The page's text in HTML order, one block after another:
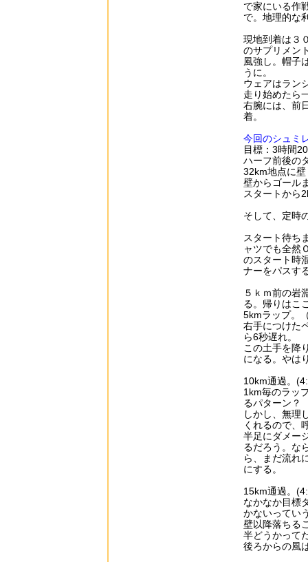
で家にいる作
で。地理的な
現地到着は３
のサプリメン
風強し。帽子
うに。
ウェアはラン
走り始めたら
右腕には、前
着。
今回のシュミ
目標：3時間
ハーフ前後の
32km地点に壁
壁からゴール
スタートから
そして、定時
スタート待ち
ャツでも全然
のスタート時
ナーをパスす
５ｋｍ前の岩
る。帰りはこ
5kmラップ。
右手につけた
ら6秒遅れ。
この土手を降
になる。やは
10km通過。
1km毎のラッ
るパターン？
しかし、無理
くれるので、
半足にダメー
るだろう。な
ら、まだ流れ
にする。
15km通過。
なかなか目標
かないってい
壁以降落ちる
半どうかって
後ろからの風